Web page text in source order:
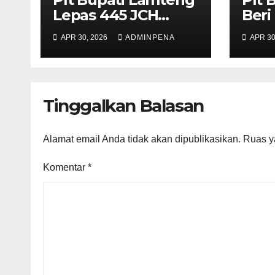
Lepas 445 JCH
Kloter 10 Asal
Lamteng
APR 30, 2026 ADMINPENA APR
Tinggalkan Balasan
Alamat email Anda tidak akan dipublikasikan. Ruas
Komentar *